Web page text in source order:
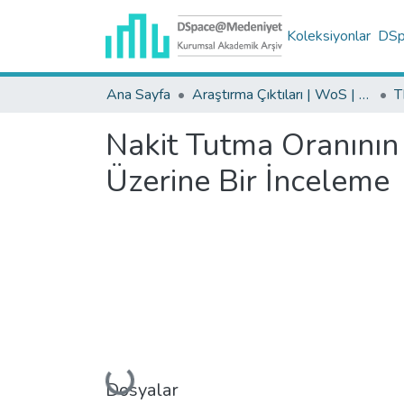
Koleksiyonlar
Ana Sayfa Araştırma Çıktıları | WoS | Scopus | TR-Dizin | PubMed
Nakit Tutma
Üzerine Bir İnceleme
Dosyalar